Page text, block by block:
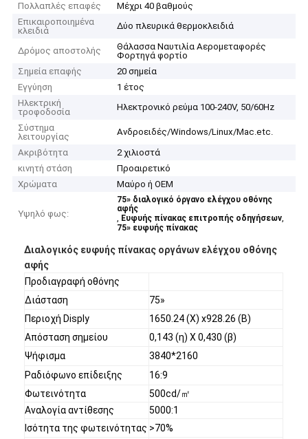
Πολλαπλές επαφές
Μέχρι 40 βαθμούς
Επικαιροποιημένα
κλειδιά
Δύο πλευρικά θερμοκλειδιά
Δρόμος αποστολής
Θάλασσα Ναυτιλία Αερομεταφορές
Φορτηγά φορτίο
Σημεία επαφής
20 σημεία
Εγγύηση
1 έτος
Ηλεκτρική
τροφοδοσία
Ηλεκτρονικό ρεύμα 100-240V, 50/60Hz
Σύστημα
λειτουργίας
Ανδροειδές/Windows/Linux/Mac.etc.
Ακριβότητα
2 χιλιοστά
κινητή στάση
Προαιρετικό
Χρώματα
Μαύρο ή OEM
Υψηλό φως:
75» διαλογικό όργανο ελέγχου οθόνης
αφής
, Ευφυής πίνακας επιτροπής οδηγήσεων,
75» ευφυής πίνακας
Διαλογικός ευφυής πίνακας οργάνων ελέγχου οθόνης
αφής
Προδιαγραφή οθόνης
Διάσταση
75»
Περιοχή Disply
1650.24 (Χ) x928.26 (Β)
Απόσταση σημείου
0,143 (η) Χ 0,430 (β)
Ψήφισμα
3840*2160
Ραδιόφωνο επίδειξης
16:9
Φωτεινότητα
500cd/㎡
Αναλογία αντίθεσης
5000:1
Ισότητα της φωτεινότητας >70%